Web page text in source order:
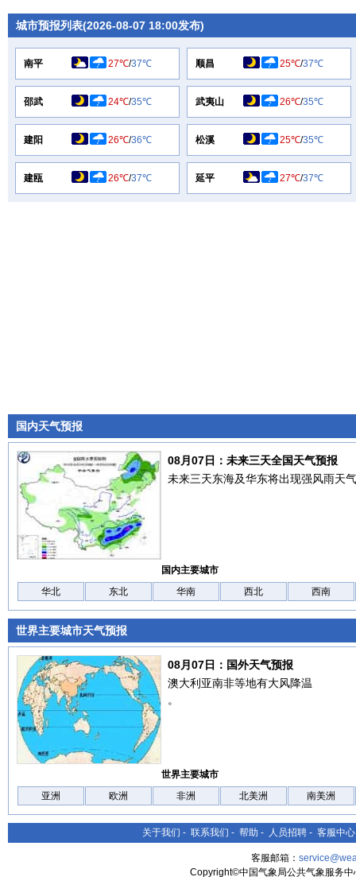
城市预报列表(2026-08-07 18:00发布)
南平 27℃/37℃ 顺昌 25℃/37℃
邵武 24℃/35℃ 武夷山 26℃/35℃
建阳 26℃/36℃ 松溪 25℃/35℃
建瓯 26℃/37℃ 延平 27℃/37℃
国内天气预报
08月07日：未来三天全国天气预报
未来三天东海及华东将出现强风雨天
国内主要城市
华北
东北 华南 西北 西南
世界主要城市天气预报
08月07日：国外天气预报
澳大利亚南非等地有大风降温
。
世界主要城市
亚洲
欧洲 非洲 北美洲 南美洲
关于我们 - 联系我们 - 帮助 - 人员招聘 - 客服中心
客服邮箱：
Copyright©中国气象局公共气象服务